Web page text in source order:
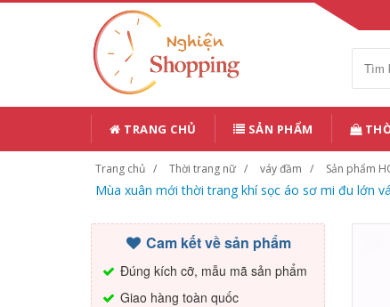
TRANG CHỦ SẢN PHẨM
Trang chủ Thời trang nữ váy đầm Sản phẩm
Mùa xuân mới thời trang khí sọc áo sơ mi đu lớn
Cam kết về sản phẩm
Đúng kích cỡ, mẫu mã sản phẩm
Giao hàng toàn quốc